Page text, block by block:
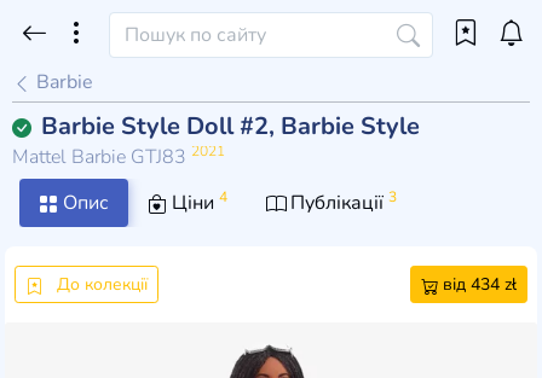
Barbie
Barbie Style Doll #2, Barbie Style
Mattel Barbie GTJ83 2021
Опис Ціни 4 Публікації 3
До колекції від 434 zł